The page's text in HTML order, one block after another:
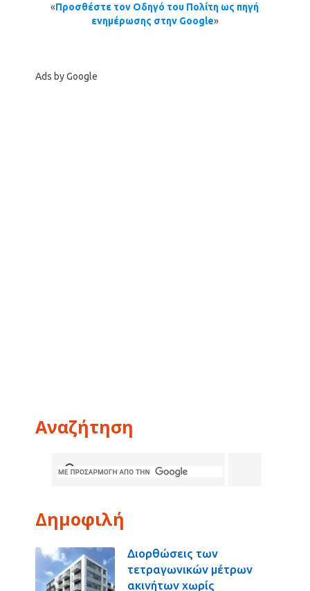
«Προσθέστε τον Οδηγό του Πολίτη ως πηγή
ενημέρωσης στην Google»
Ads by Google
Αναζήτηση
Δημοφιλή
Διορθώσεις των
τετραγωνικών μέτρων
ακινήτων χωρίς